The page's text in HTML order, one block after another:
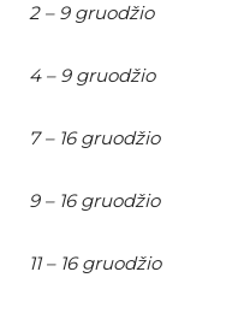
2 – 9 gruodžio
4 – 9 gruodžio
7 – 16 gruodžio
9 – 16 gruodžio
11 – 16 gruodžio